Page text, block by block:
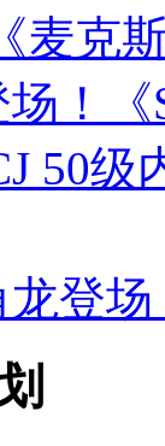
麦克
！
50级
登